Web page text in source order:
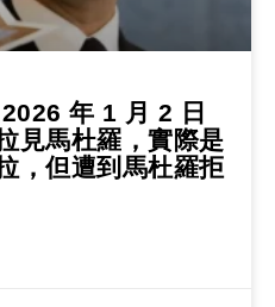
年 1 月 2 日
見馬杜羅，實際是
，但遭到馬杜羅拒